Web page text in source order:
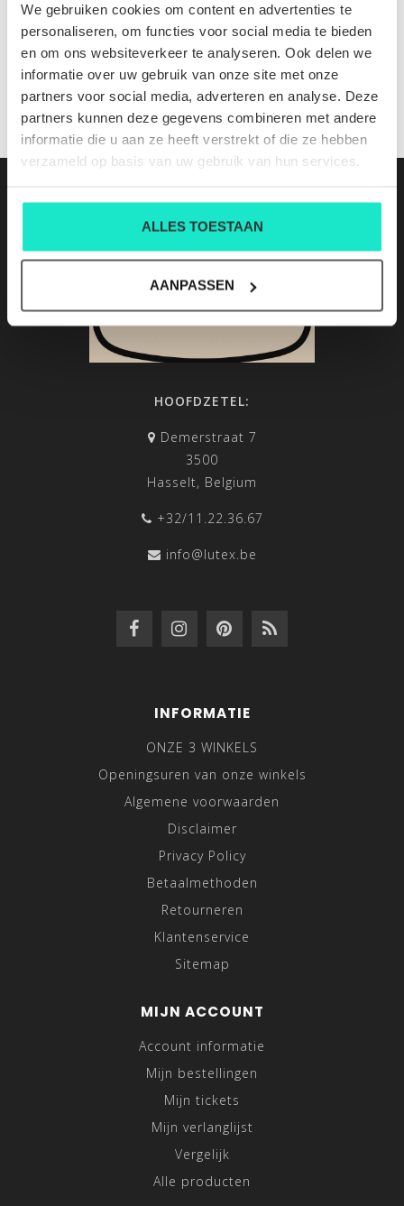
We gebruiken cookies om content en advertenties te
personaliseren, om functies voor social media te bieden
en om ons websiteverkeer te analyseren. Ook delen we
informatie over uw gebruik van onze site met onze
partners voor social media, adverteren en analyse. Deze
partners kunnen deze gegevens combineren met andere
informatie die u aan ze heeft verstrekt of die ze hebben
verzameld op basis van uw gebruik van hun services.
ALLES TOESTAAN
AANPASSEN
Nog niet gewaardeerd
0 sterren op basis van 0 beoordelingen
JE BEOORDELING TOEVOEGEN
HOOFDZETEL:
Demerstraat 7
3500
Hasselt, Belgium
+32/11.22.36.67
info@lutex.be
INFORMATIE
ONZE 3 WINKELS
Openingsuren van onze winkels
Algemene voorwaarden
Disclaimer
Privacy Policy
Betaalmethoden
Retourneren
Klantenservice
Sitemap
MIJN ACCOUNT
Account informatie
Mijn bestellingen
Mijn tickets
Mijn verlanglijst
Vergelijk
Alle producten